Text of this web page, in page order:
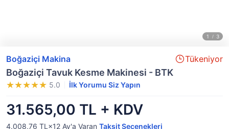
Boğaziçi Makina Tükeniyor
Boğaziçi Tavuk Kesme Makinesi - BTK
5.0 İlk Yorumu Siz Yapın
31.565,00 TL + KDV
4.008,76 TL×12 Ay'a Varan Taksit Seçenekleri